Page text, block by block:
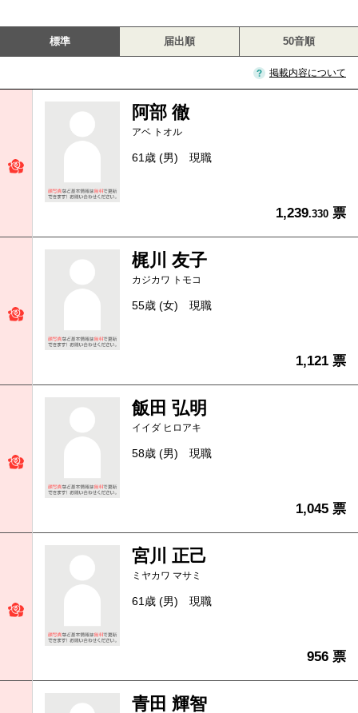
標準 届出順 50音順
掲載内容について
阿部 徹
アベ トオル
61歳 (男) 現職
1,239.330 票
梶川 友子
カジカワ トモコ
55歳 (女) 現職
1,121 票
飯田 弘明
イイダ ヒロアキ
58歳 (男) 現職
1,045 票
宮川 正己
ミヤカワ マサミ
61歳 (男) 現職
956 票
青田 輝智